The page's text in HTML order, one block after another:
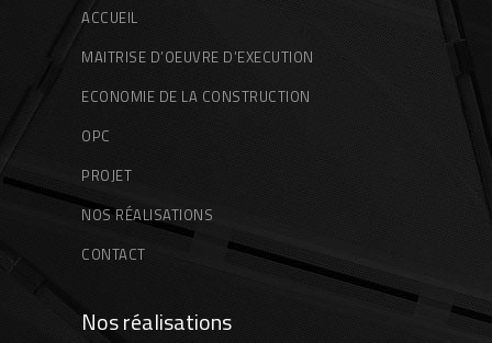
ACCUEIL
MAITRISE D’OEUVRE D’EXECUTION
ECONOMIE DE LA CONSTRUCTION
OPC
PROJET
NOS RÉALISATIONS
CONTACT
Nos réalisations